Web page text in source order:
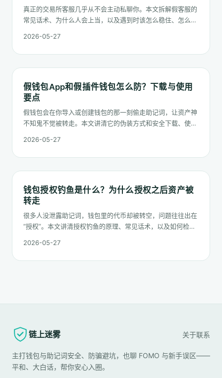
真正的交易所客服几乎从不会主动私聊你。本文拆解假客服的
常见话术、为什么人会上当，以及遇到时该怎么稳住、怎么核
2026-05-27
假钱包App和假插件钱包怎么防？下载与使用
要点
假钱包会在你导入或创建钱包的那一刻偷走助记词，让资产神
不知鬼不觉被转走。本文讲清它的伪装方式和安全下载、使用
2026-05-27
钱包授权钓鱼是什么？为什么授权之后资产被
转走
很多人没泄露助记词，钱包里的代币却被转空，问题往往出在
“授权”。本文讲清授权钓鱼的原理、常见话术，以及如何检查
2026-05-27
链上迷雾 关于联系
主打钱包与助记词安全、防骗避坑，也聊 FOMO 与新手误区——
平和、大白话，帮你安心入圈。